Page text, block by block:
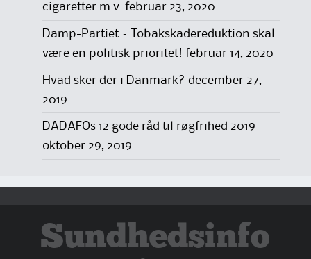
cigaretter m.v. februar 23, 2020
Damp-Partiet – Tobakskadereduktion skal
være en politisk prioritet! februar 14, 2020
Hvad sker der i Danmark? december 27,
2019
DADAFOs 12 gode råd til røgfrihed 2019
oktober 29, 2019
Sundhedsinfo